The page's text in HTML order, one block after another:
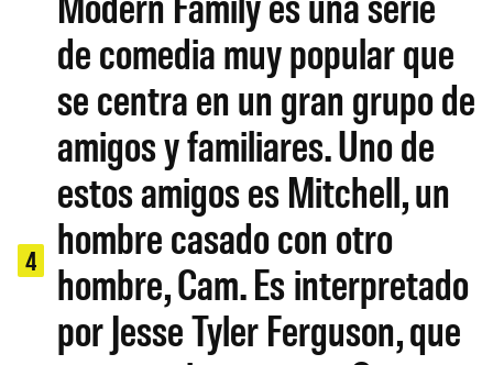
4
de comedia muy popular que
se centra en un gran grupo de
amigos y familiares. Uno de
estos amigos es Mitchell, un
hombre casado con otro
hombre, Cam. Es interpretado
por Jesse Tyler Ferguson, que